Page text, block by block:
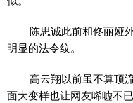
陈思诚此前和佟丽娅
明显的法令纹。
高云翔以前虽不算顶
面大变样也让网友唏嘘不